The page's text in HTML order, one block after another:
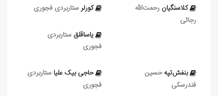
کلاسنگیان رحمت‌الله
رجائی
کورلرستاربردی فجوری
یاساقلق ستاربردی
فجوری
بنفش‌تپه حسین
فندرسکی
حاجی‌ بیک‌ علیا ستاربردی
فجوری